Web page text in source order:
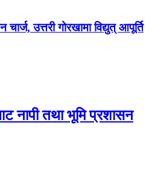
उत्तरी गोरखामा विद्युत् आपूर्ति
नापी तथा भूमि प्रशासन